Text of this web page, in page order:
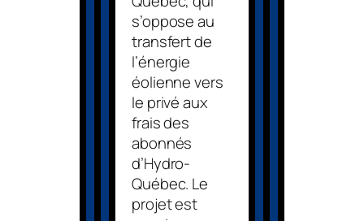
s’oppose au
transfert de
l’énergie
éolienne vers
le privé aux
frais des
abonnés
d’Hydro-
Québec. Le
projet est